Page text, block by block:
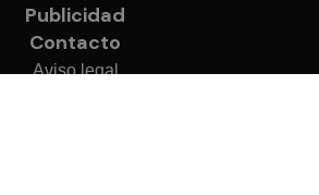
Publicidad
Contacto
Aviso legal